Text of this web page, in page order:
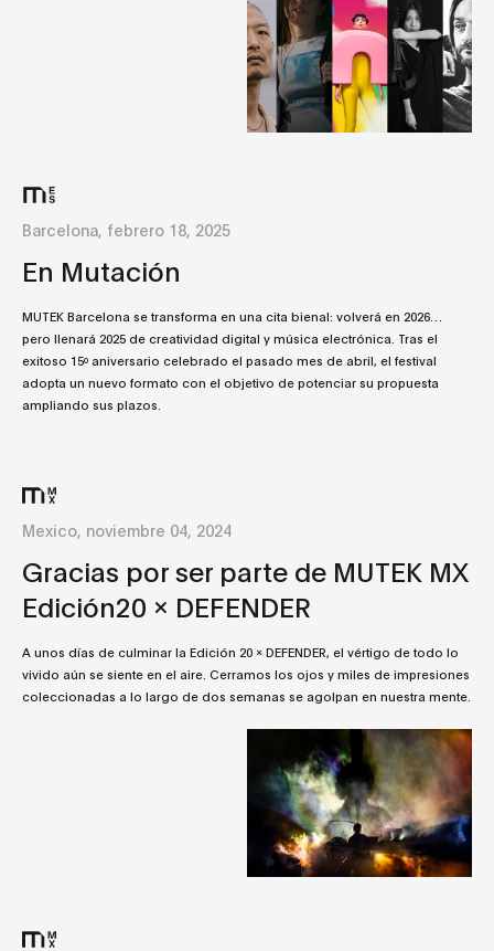
Barcelona, febrero 18, 2025
En Mutación
MUTEK Barcelona se transforma en una cita bienal: volverá en 2026…
pero llenará 2025 de creatividad digital y música electrónica. Tras el
exitoso 15º aniversario celebrado el pasado mes de abril, el festival
adopta un nuevo formato con el objetivo de potenciar su propuesta
ampliando sus plazos.
Mexico, noviembre 04, 2024
Gracias por ser parte de MUTEK MX
Edición20 x DEFENDER
A unos días de culminar la Edición 20 x DEFENDER, el vértigo de todo lo
vivido aún se siente en el aire. Cerramos los ojos y miles de impresiones
coleccionadas a lo largo de dos semanas se agolpan en nuestra mente.